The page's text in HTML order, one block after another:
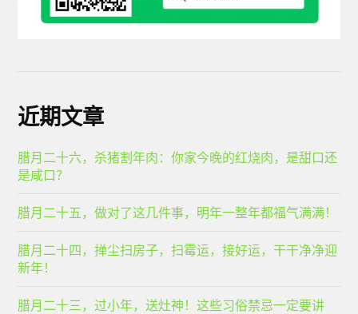
近期文章
腊月二十六，杀猪割年肉：你家今晚的红烧肉，是甜口还
是咸口？
腊月二十五，做对了这几件事，明年一整年都福气满满！
腊月二十四，掸尘扫房子，扫霉运，接好运，干干净净迎
新年！
腊月二十三，过小年，送灶神！这些习俗禁忌一定要讲